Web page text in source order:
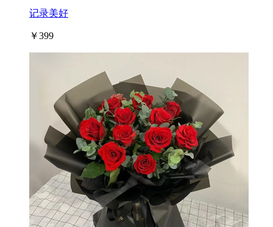
记录美好
￥399